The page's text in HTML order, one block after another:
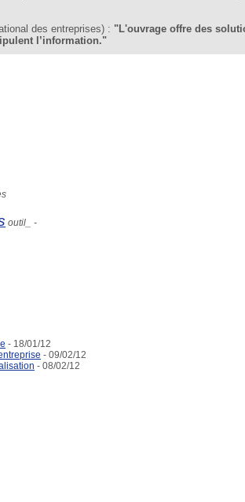
des entreprises) : "L'ouvrage offre des
l’information."
outil_ -
- 18/01/12
- 09/02/12
- 08/02/12